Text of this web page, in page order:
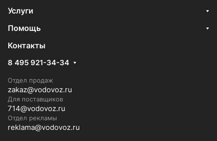
Услуги
Помощь
Контакты
8 495 921-34-34
Отдел продаж
zakaz@vodovoz.ru
Для поставщиков
714@vodovoz.ru
Отдел рекламы
reklama@vodovoz.ru